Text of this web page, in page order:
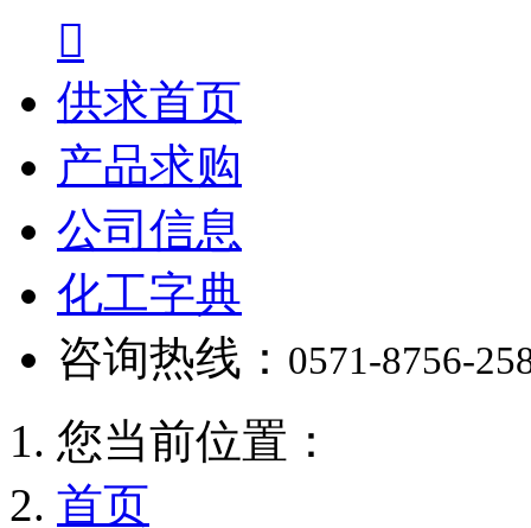

供求首页
产品求购
公司信息
化工字典
咨询热线： 0571-8756-
您当前位置：
首页